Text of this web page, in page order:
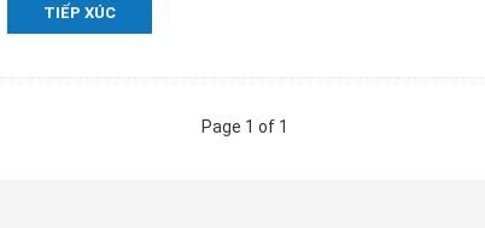
TIẾP XÚC
Page 1 of 1